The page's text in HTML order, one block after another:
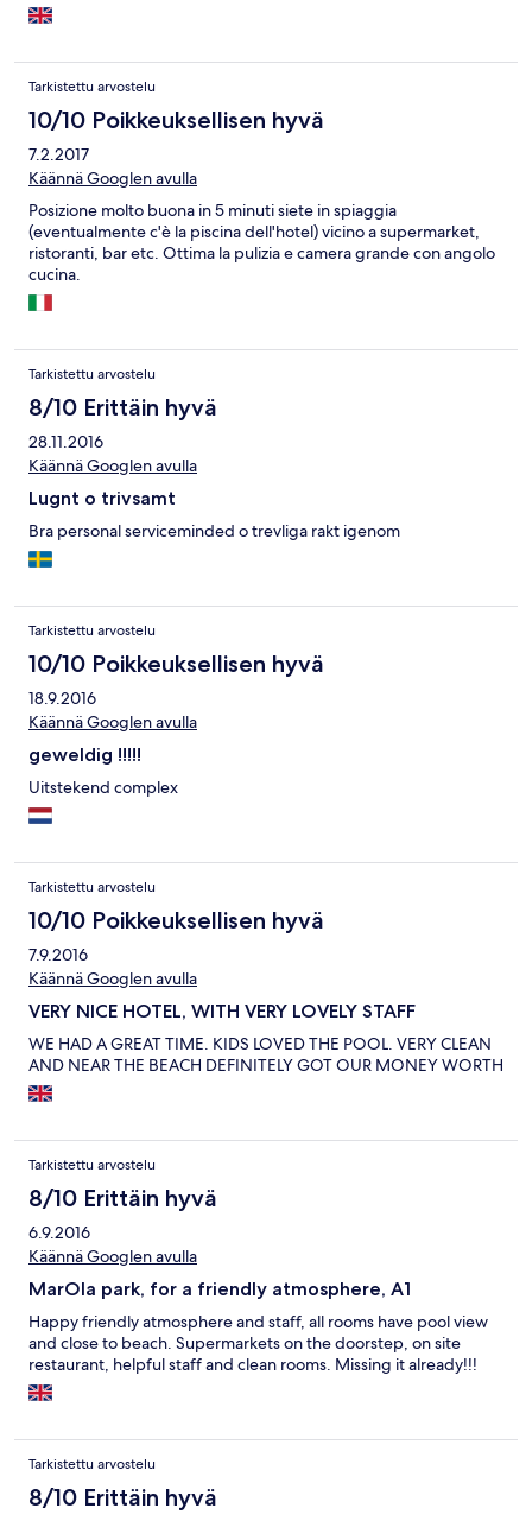
Tarkistettu arvostelu
10/10 Poikkeuksellisen hyvä
7.2.2017
Käännä Googlen avulla
Posizione molto buona in 5 minuti siete in spiaggia
(eventualmente c'è la piscina dell'hotel) vicino a supermarket,
ristoranti, bar etc. Ottima la pulizia e camera grande con angolo
cucina.
Tarkistettu arvostelu
8/10 Erittäin hyvä
28.11.2016
Käännä Googlen avulla
Lugnt o trivsamt
Bra personal serviceminded o trevliga rakt igenom
Tarkistettu arvostelu
10/10 Poikkeuksellisen hyvä
18.9.2016
Käännä Googlen avulla
geweldig !!!!!
Uitstekend complex
Tarkistettu arvostelu
10/10 Poikkeuksellisen hyvä
7.9.2016
Käännä Googlen avulla
VERY NICE HOTEL, WITH VERY LOVELY STAFF
WE HAD A GREAT TIME. KIDS LOVED THE POOL. VERY CLEAN
AND NEAR THE BEACH DEFINITELY GOT OUR MONEY WORTH
Tarkistettu arvostelu
8/10 Erittäin hyvä
6.9.2016
Käännä Googlen avulla
MarOla park, for a friendly atmosphere, A1
Happy friendly atmosphere and staff, all rooms have pool view
and close to beach. Supermarkets on the doorstep, on site
restaurant, helpful staff and clean rooms. Missing it already!!!
Tarkistettu arvostelu
8/10 Erittäin hyvä